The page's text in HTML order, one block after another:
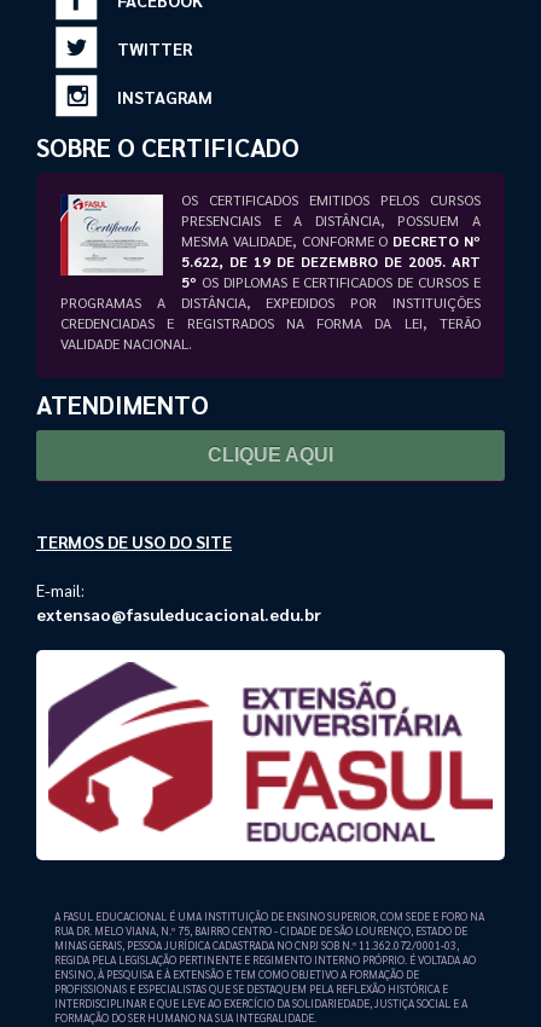
TWITTER
INSTAGRAM
SOBRE O CERTIFICADO
OS CERTIFICADOS EMITIDOS PELOS CURSOS
PRESENCIAIS E A DISTÂNCIA, POSSUEM A
MESMA VALIDADE, CONFORME O DECRETO Nº
5.622, DE 19 DE DEZEMBRO DE 2005. ART
5º OS DIPLOMAS E CERTIFICADOS DE CURSOS E
PROGRAMAS A DISTÂNCIA, EXPEDIDOS POR INSTITUIÇÕES
CREDENCIADAS E REGISTRADOS NA FORMA DA LEI, TERÃO
VALIDADE NACIONAL.
ATENDIMENTO
CLIQUE AQUI
TERMOS DE USO DO SITE
E-mail:
extensao@fasuleducacional.edu.br
A FASUL EDUCACIONAL É UMA INSTITUIÇÃO DE ENSINO SUPERIOR, COM SEDE E FORO NA
RUA DR. MELO VIANA, N.º 75, BAIRRO CENTRO - CIDADE DE SÃO LOURENÇO, ESTADO DE
MINAS GERAIS, PESSOA JURÍDICA CADASTRADA NO CNPJ SOB N.º 11.362.072/0001-03,
REGIDA PELA LEGISLAÇÃO PERTINENTE E REGIMENTO INTERNO PRÓPRIO. É VOLTADA AO
ENSINO, À PESQUISA E À EXTENSÃO E TEM COMO OBJETIVO A FORMAÇÃO DE
PROFISSIONAIS E ESPECIALISTAS QUE SE DESTAQUEM PELA REFLEXÃO HISTÓRICA E
INTERDISCIPLINAR E QUE LEVE AO EXERCÍCIO DA SOLIDARIEDADE, JUSTIÇA SOCIAL E A
FORMAÇÃO DO SER HUMANO NA SUA INTEGRALIDADE.